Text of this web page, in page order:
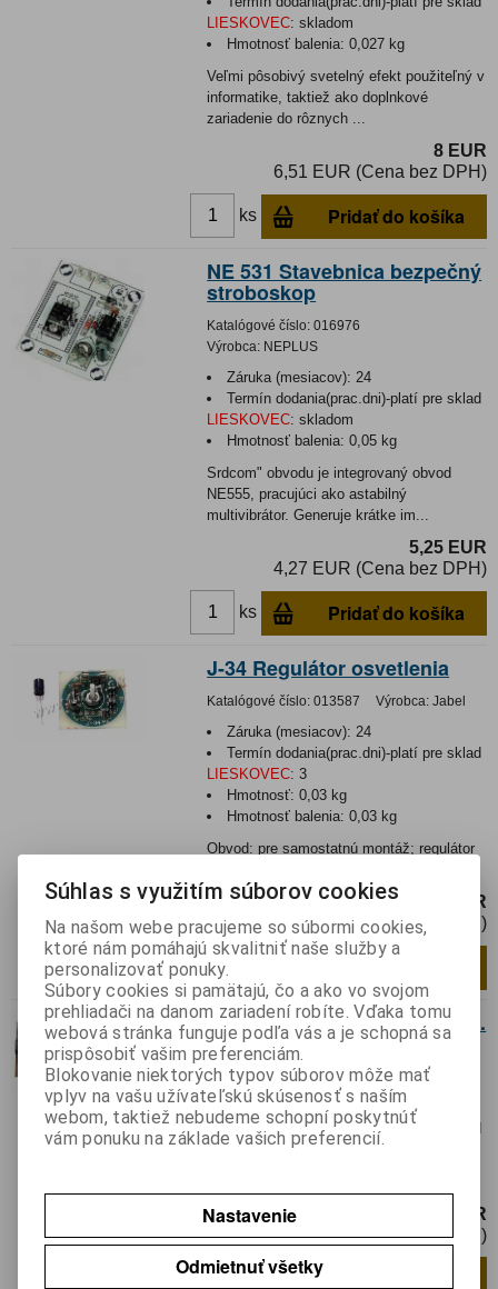
LIESKOVEC: skladom
Hmotnosť balenia:0,027 kg
Veľmi pôsobivý svetelný efekt použiteľný v
informatike, taktiež ako doplnkové
zariadenie do rôznych ...
8 EUR
6,51 EUR (Cena bez DPH)
ks Pridať do košíka
NE 531 Stavebnica bezpečný
stroboskop
Katalógové číslo: 016976
Výrobca: NEPLUS
Záruka (mesiacov): 24
Termín dodania(prac.dni)-platí pre sklad
LIESKOVEC: skladom
Hmotnosť balenia:0,05 kg
Srdcom" obvodu je integrovaný obvod
NE555, pracujúci ako astabilný
multivibrátor. Generuje krátke im...
5,25 EUR
4,27 EUR (Cena bez DPH)
ks Pridať do košíka
J-34 Regulátor osvetlenia
Katalógové číslo: 013587 Výrobca: Jabel
Záruka (mesiacov): 24
Termín dodania(prac.dni)-platí pre sklad
LIESKOVEC: 3
Hmotnosť:0,03 kg
Hmotnosť balenia:0,03 kg
Obvod: pre samostatnú montáž; regulátor
5,61 EUR
4,57 EUR (Cena bez DPH)
J-85 Regulátor svitu halogen.
žiaroviek
Katalógové číslo:013688 Výrobca:
Záruka (mesiacov):24
Termín dodania(prac.dni)-platí pre sklad
LIESKOVEC :skladom
8,10 EUR
6,59 EUR (Cena bez DPH)
ks
Súhlas s využitím súborov cookies
Na našom webe pracujeme so súbormi cookies,
ktoré nám pomáhajú skvalitniť naše služby a
personalizovať ponuky.
Súbory cookies si pamätajú, čo a ako vo svojom
prehliadači na danom zariadení robíte. Vďaka tomu
webová stránka funguje podľa vás a je schopná sa
prispôsobiť vašim preferenciám.
Blokovanie niektorých typov súborov môže mať
vplyv na vašu užívateľskú skúsenosť s naším
webom, taktiež nebudeme schopní poskytnúť
vám ponuku na základe vašich preferencií.
Nastavenie
Odmietnuť všetky